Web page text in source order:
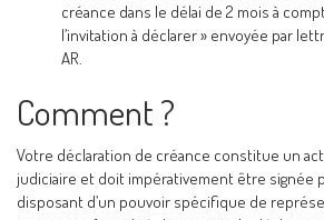
créance dans le délai de 2 mois à
l’invitation à déclarer » envoyée par
AR.
Comment ?
Votre déclaration de créance constitue un
judiciaire et doit impérativement être signée
disposant d’un pouvoir spécifique de